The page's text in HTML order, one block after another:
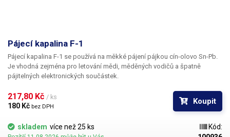
Pájecí kapalina F-1
Pájecí kapalina F-1 se používá na měkké pájení pájkou cín-olovo Sn-Pb.
Je vhodná zejména pro letování mědi, měděných vodičů a špatně
217,80 Kč / ks
180 Kč bez DPH
Koupit
skladem více než 25 ks
Kód: